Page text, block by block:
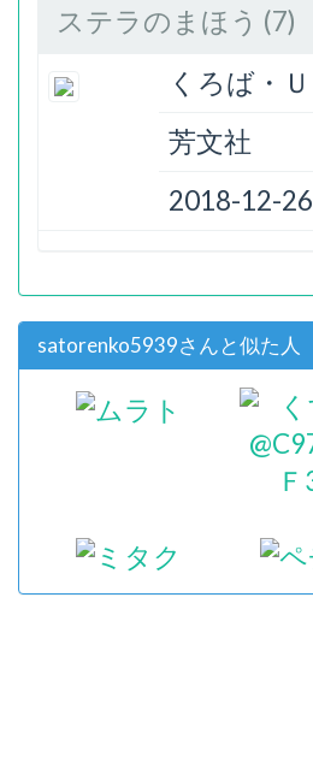
ステラのまほう (7)
くろば・Ｕ
芳文社
2018-12-26
satorenko5939さんと似た人